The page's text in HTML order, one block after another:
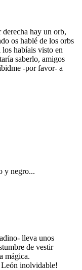
derecha hay un orb,
os hablé de los orbs
los habíais visto en
saberlo, amigos
-por favor- a
y negro...
lleva unos
de vestir
mágica.
León inolvidable!